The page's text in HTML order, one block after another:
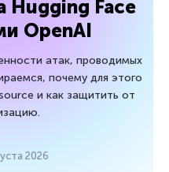
Hugging Face
OpenAI
атак, проводимых
почему для этого
и как защитить от
2026